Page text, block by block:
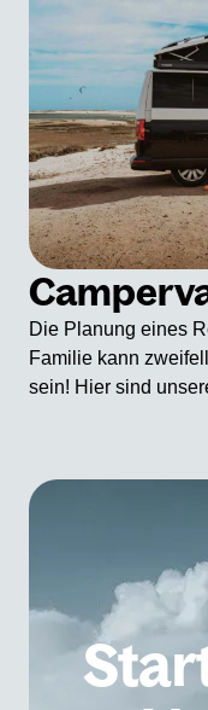
Die Planung eines
Familie kann
sein! Hier sind